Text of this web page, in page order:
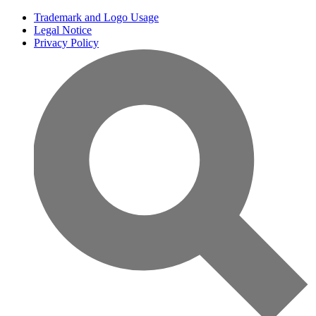
Trademark and Logo Usage
Legal Notice
Privacy Policy